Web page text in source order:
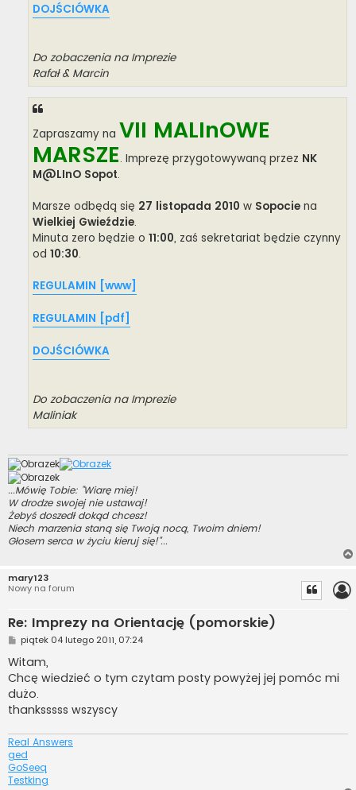
DOJŚCIÓWKA
Do zobaczenia na Imprezie
Rafał & Marcin
Zapraszamy na VII MALInOWE
MARSZE. Imprezę przygotowywaną przez NK
M@LInO Sopot.
Marsze odbędą się 27 listopada 2010 w Sopocie na
Wielkiej Gwieździe.
Minuta zero będzie o 11:00, zaś sekretariat będzie czynny
od 10:30.
REGULAMIN [www]
REGULAMIN [pdf]
DOJŚCIÓWKA
Do zobaczenia na Imprezie
Maliniak
...Mówię Tobie: "Wiarę miej!
W drodze swojej nie ustawaj!
Żebyś doszedł dokąd chcesz!
Niech marzenia staną się Twoją nocą, Twoim dniem!
Głosem serca w życiu kieruj się!"...
mary123
Nowy na forum
Re: Imprezy na Orientację (pomorskie)
P
o
s
t
piątek 04 lutego 2011, 07:24
Witam,
Chcę wiedzieć o tym czytam posty powyżej jej pomóc mi
dużo.
thanksssss wszyscy
Real Answers
ged
GoSeeq
Testking